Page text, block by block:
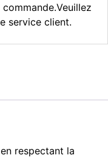
service client.
respectant la